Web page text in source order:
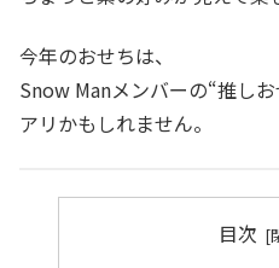
今年のおせちは、
Snow Manメンバーの“推し
アリかもしれません。
目次